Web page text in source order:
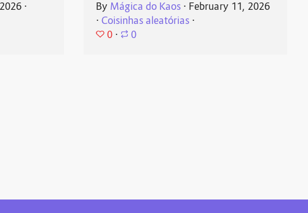
⋅
By Mágica do Kaos ⋅ February 11, 2026
⋅ Coisinhas aleatórias ⋅
0 ⋅ 0